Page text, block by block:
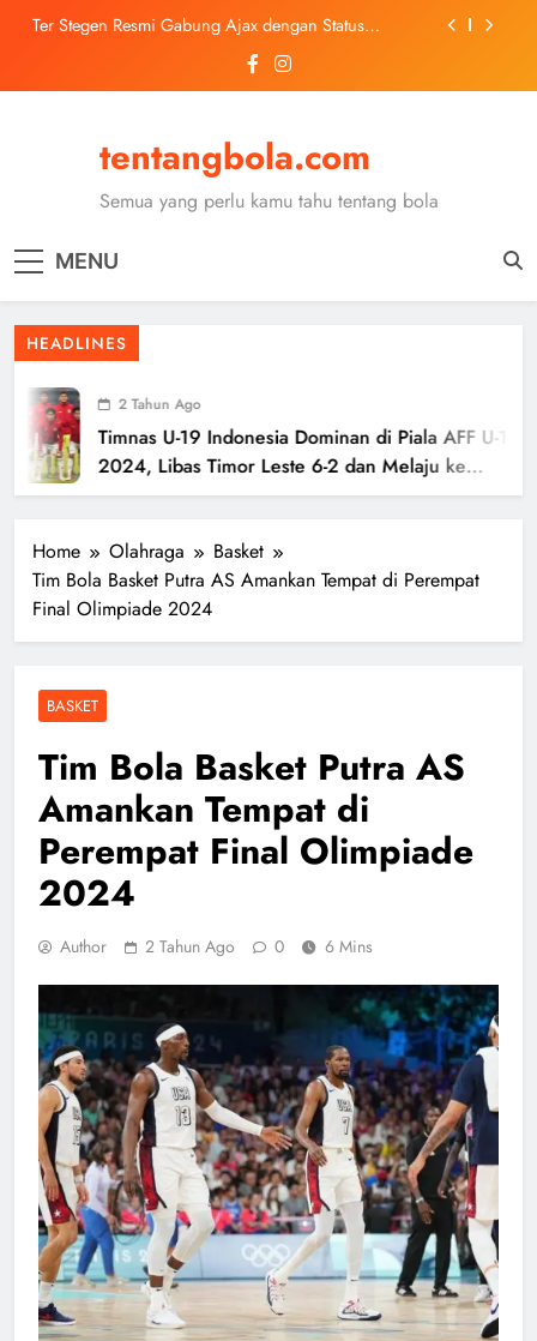
Skip
Trabzonspor Mulai Negosiasi Mohamed Salah, Tes
Medis Dijadwalkan 5 Agustus
Malang United U-13 Juara Piala Soeratin Kota Malang
Kerolin Resmi Gabung Barcelona, Transfer
Dilaporkan Pecahkan Rekor Penjualan WSL
Ter Stegen Resmi Gabung Ajax dengan Status
Pinjaman dari Barcelona
Medis Dijadwalkan 5 Agustus
2026, Siap Tatap Putaran Provinsi
tentangbola.com
Semua yang perlu kamu tahu tentang bola
MENU
HEADLINES
2 Tahun Ago
Timnas U-19 Indonesia Dominan di Piala AFF U-19
2024, Libas Timor Leste 6-2 dan Melaju ke
Semifinal
Home Olahraga
Basket
Tim Bola Basket Putra AS Amankan Tempat di Perempat
Final Olimpiade 2024
BASKET
Tim Bola Basket Putra AS
Amankan Tempat di
Perempat Final Olimpiade
2024
Author 2 Tahun Ago 0 6 Mins